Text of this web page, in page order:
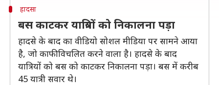
हादसा
बस काटकर यात्रियों को निकालना पड़ा
हादसे के बाद का वीडियो सोशल मीडिया पर सामने आया
है, जो काफी विचलित करने वाला है। हादसे के बाद
यात्रियों को बस को काटकर निकालना पड़ा। बस में करीब
45 यात्री सवार थे।